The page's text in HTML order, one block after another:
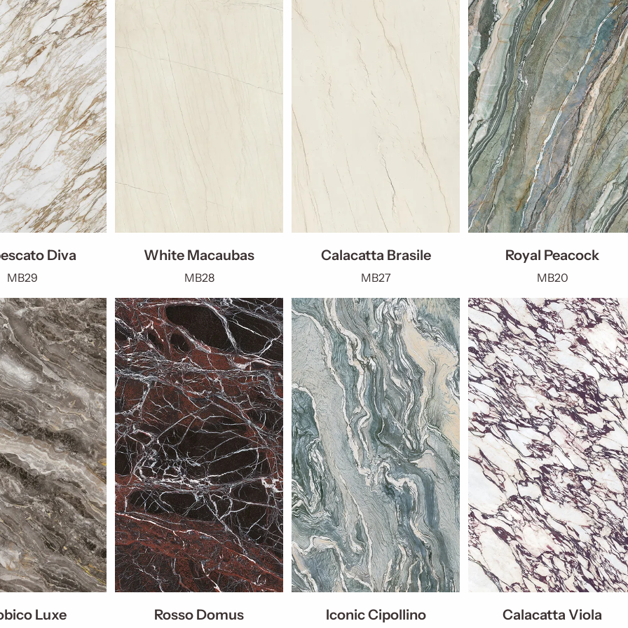
Diva
MB29
White Macaubas
MB28
Calacatta Brasile
MB27
Royal Peacock
MB20
Luxe Rosso Domus Iconic Cipollino Calacatta Viola